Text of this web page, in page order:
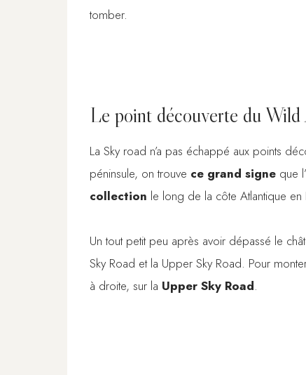
tomber.
Le point découverte du
La Sky road n’a pas échappé aux points
péninsule, on trouve ce grand signe que
collection le long de la côte Atlantique en
Un tout petit peu après avoir dépassé le
Sky Road et la Upper Sky Road. Pour
à droite, sur la Upper Sky Road.